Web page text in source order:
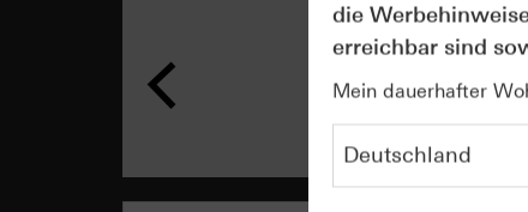
die
erreichbar sind
Mein dauerhafter